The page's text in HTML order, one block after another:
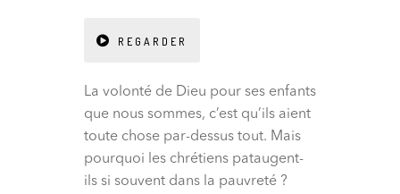
REGARDER
La volonté de Dieu pour ses enfants
que nous sommes, c’est qu’ils aient
toute chose par-dessus tout. Mais
pourquoi les chrétiens pataugent-
ils si souvent dans la pauvreté ?